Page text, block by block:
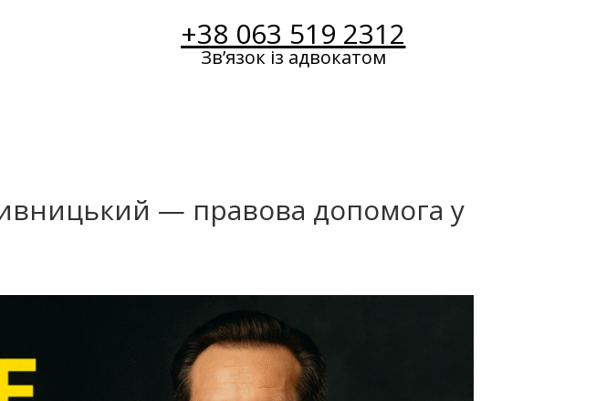
+38 063 519 2312
Звʼязок із адвокатом
— правова допомога у